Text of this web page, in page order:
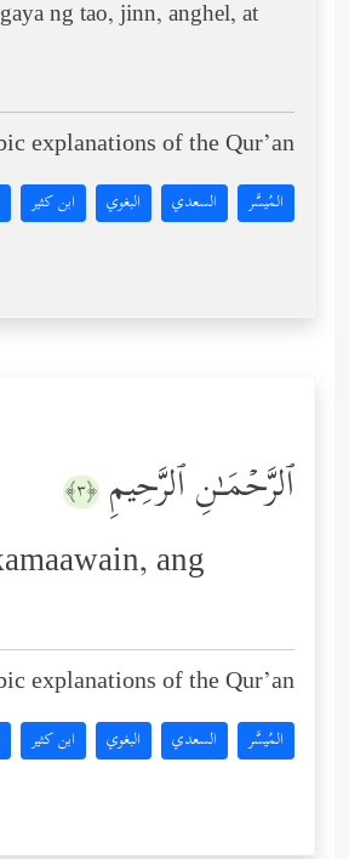
ng tao, jinn, anghel, at
explanations of the Qur’an:
المُيسَّر السعدي البغوي ابن كثير
ٱلرَّحۡمَـٰنِ ٱلرَّحِیمِ ﴿٣﴾
ang
explanations of the Qur’an:
المُيسَّر السعدي البغوي ابن كثير